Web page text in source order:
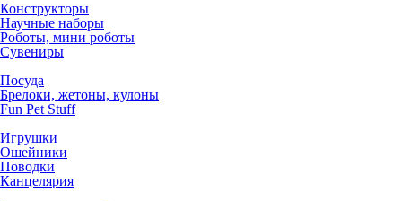
Конструкторы
Научные наборы
Роботы, мини роботы
Сувениры
Посуда
Брелоки, жетоны, кулоны
Fun Pet Stuff
Игрушки
Ошейники
Поводки
Канцелярия